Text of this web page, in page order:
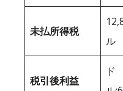
未払所得税
ル
税引後利益
ド